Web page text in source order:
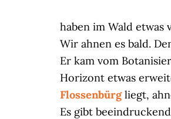
haben im Wald etwas
Wir ahnen es bald.
Er kam vom
Horizont etwas
Flossenbürgliegt,
Es gibt